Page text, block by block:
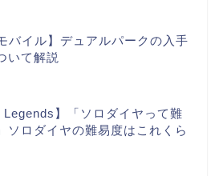
バイル】デュアルパークの入手
いて解説
Legends】「ソロダイヤって難
ソロダイヤの難易度はこれくら